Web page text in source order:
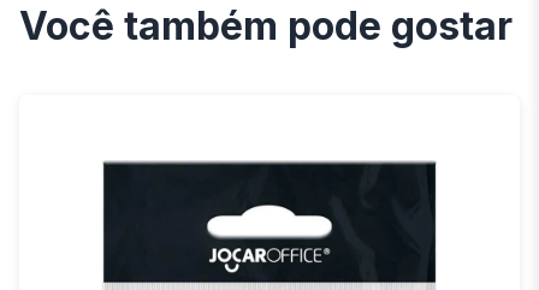
Você também pode gostar